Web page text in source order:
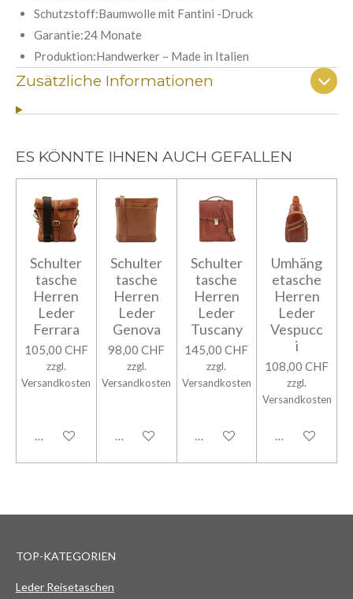
Schutzstoff:Baumwolle mit Fantini -Druck
Garantie:24 Monate
Produktion:Handwerker – Made in Italien
Zusätzliche Informationen
ES KÖNNTE IHNEN AUCH GEFALLEN
Schulter
tasche
Herren
Leder
Ferrara
105,00 CHF
zzgl.
Versandkosten
In den Warenkorb
Schulter
tasche
Herren
Leder
Genova
98,00 CHF
zzgl.
Versandkosten
In den Warenkorb
Schulter
tasche
Herren
Leder
Tuscany
145,00 CHF
zzgl.
Versandkosten
In den Warenkorb
Umhäng
etasche
Herren
Leder
Vespucc
i
108,00 CHF
zzgl.
Versandkosten
In den
TOP-KATEGORIEN
Leder Reisetaschen